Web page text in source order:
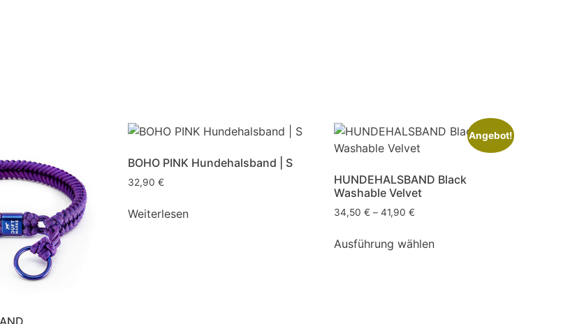
BOHO PINK Hundehalsband | S
32,90€
Weiterlesen
Angebot!
HUNDEHALSBAND Black
Washable Velvet
34,50€ –41,90€
Ausführung wählen